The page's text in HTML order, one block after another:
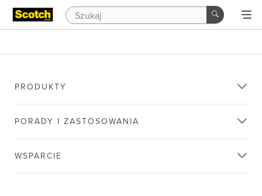
PRODUKTY
PORADY I ZASTOSOWANIA
WSPARCIE